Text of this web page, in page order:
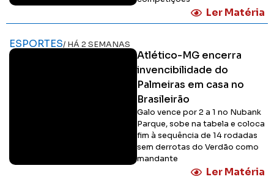
Ler Matéria
ESPORTES/ HÁ 2 SEMANAS
Atlético-MG encerra
invencibilidade do
Palmeiras em casa no
Brasileirão
Galo vence por 2 a 1 no Nubank
Parque, sobe na tabela e coloca
fim à sequência de 14 rodadas
sem derrotas do Verdão como
mandante
Ler Matéria